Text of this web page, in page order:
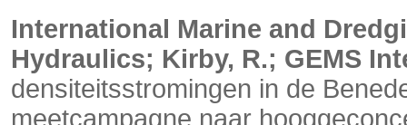
International Marine and
Hydraulics; Kirby, R.; GEMS
densiteitsstromingen in de
meetcampagne naar